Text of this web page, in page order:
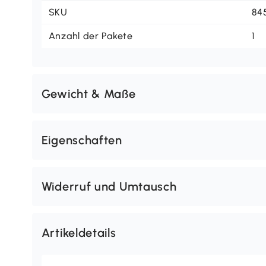
SKU
Anzahl der Pakete 1
Gewicht & Maße
Eigenschaften
Widerruf und Umtausch
Artikeldetails